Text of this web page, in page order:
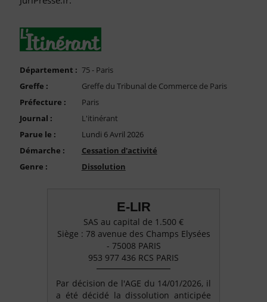
Nous Contacter
Compte PRO
Département : 75 - Paris
Greffe :
Greffe du Tribunal de Commerce de Paris
Préfecture :
Paris
Journal :
L'itinérant
Parue le :
Lundi 6 Avril 2026
Démarche :
Cessation d'activité
Genre :
Dissolution
E-LIR
SAS au capital de 1.500 €
Siège : 78 avenue des Champs Elysées
- 75008 PARIS
953 977 436 RCS PARIS
Par décision de l'AGE du 14/01/2026, il
a été décidé la dissolution anticipée